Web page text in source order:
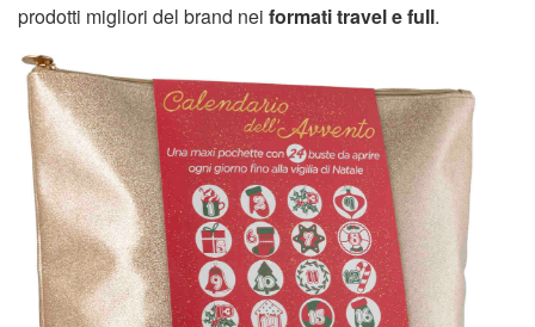
prodotti migliori del brand nei formati travel e full.